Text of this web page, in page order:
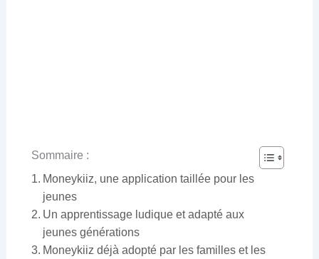
Sommaire :
Moneykiiz, une application taillée pour les
jeunes
Un apprentissage ludique et adapté aux
jeunes générations
Moneykiiz déjà adopté par les familles et les